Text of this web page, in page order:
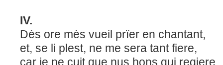
IV.
Dès ore mès vueil prïer en chantant,
et, se li plest, ne me sera tant fiere,
car je ne cuit que nus hons qui reqiere